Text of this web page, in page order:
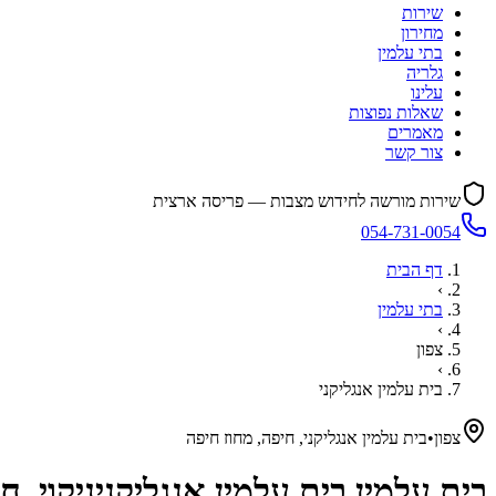
שירות
מחירון
בתי עלמין
גלריה
עלינו
שאלות נפוצות
מאמרים
צור קשר
שירות מורשה לחידוש מצבות — פריסה ארצית
054-731-0054
דף הבית
›
בתי עלמין
›
צפון
›
בית עלמין אנגליקני
צפון•בית עלמין אנגליקני, חיפה, מחוז חיפה